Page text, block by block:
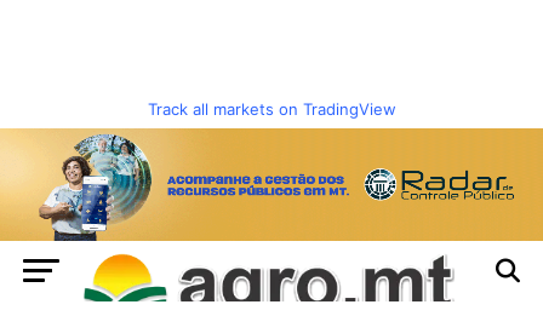
Track all markets on TradingView